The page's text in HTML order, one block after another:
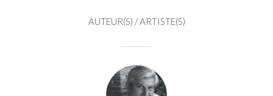
AUTEUR(S) / ARTISTE(S)